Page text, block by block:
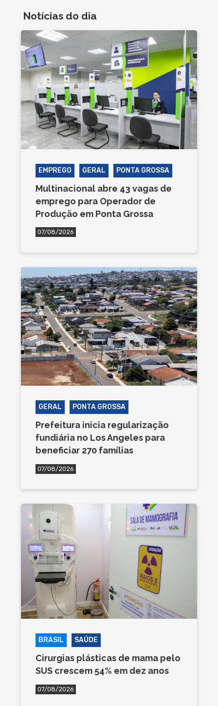
Notícias do dia
EMPREGO GERAL PONTA GROSSA
Multinacional abre 43 vagas de
emprego para Operador de
Produção em Ponta Grossa
07/08/2026
GERAL PONTA GROSSA
Prefeitura inicia regularização
fundiária no Los Angeles para
beneficiar 270 famílias
07/08/2026
BRASIL SAÚDE
Cirurgias plásticas de mama pelo
SUS crescem 54% em dez anos
07/08/2026